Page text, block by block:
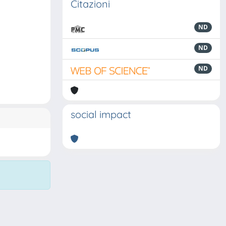
Citazioni
ND
ND
ND
social impact